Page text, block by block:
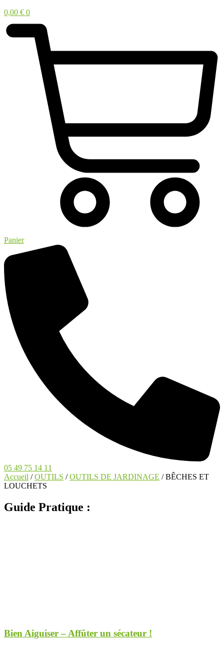
0,00 € 0
Panier
05 49 75 14 11
Accueil /OUTILS /OUTILS DE JARDINAGE / BÊCHES ET
LOUCHETS
Guide Pratique :
Bien Aiguiser – Affûter un sécateur !